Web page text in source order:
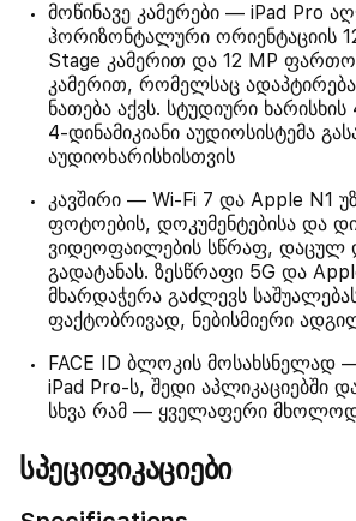
მოწინავე კამერები — iPad Pro
ჰორიზონტალური ორიენტაციის
Stage კამერით და 12 MP
კამერით, რომელსაც
ნათება აქვს. სტუდიური
4-დინამიკიანი აუდიოსისტემა
აუდიოხარისხისთვის
კავშირი — Wi‑Fi 7 და Apple N1
ფოტოების, დოკუმენტებისა და
ვიდეოფაილების სწრაფ, დაცულ
გადატანას. ზესწრაფი 5G და
მხარდაჭერა გაძლევს
ფაქტობრივად, ნებისმიერი
FACE ID ბლოკის მოსახსნელად
iPad Pro-ს, შედი აპლიკაციებში
სხვა რამ — ყველაფერი
სპეციფიკაციები